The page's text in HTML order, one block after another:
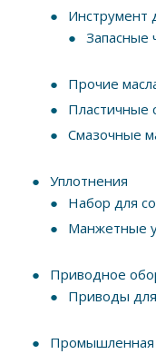
Инструмент
Запасные
Прочие
Пластичные
Смазочные
Уплотнения
Набор для
Манжетные
Приводное
Приводы
Промышленная